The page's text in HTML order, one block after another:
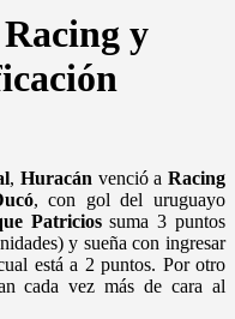
y
,Huracán venció aRacing
, con gol del uruguayo
Patriciossuma 3 puntos
y sueña con ingresar
está a 2 puntos. Por otro
cada vez más de cara al